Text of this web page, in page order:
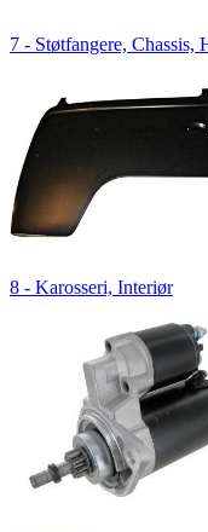
7 - Støtfangere, Chassis,
8 - Karosseri, Interiør